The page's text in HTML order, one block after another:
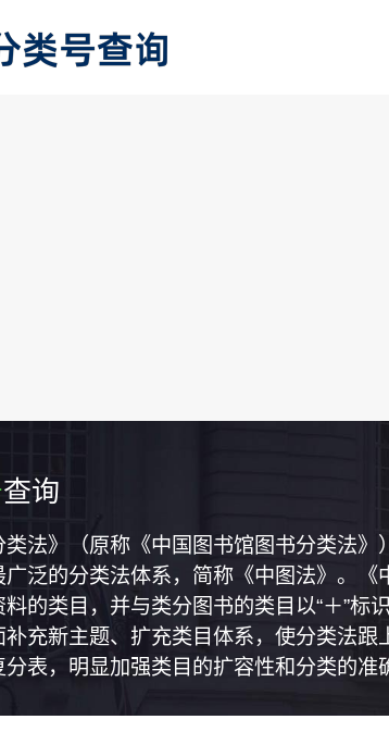
查询
类法》（原称《中国图书馆图书分类法
广泛的分类法体系，简称《中图法》。
的类目，并与类分图书的类目以“＋”
补充新主题、扩充类目体系，使分类法
表，明显加强类目的扩容性和分类的准